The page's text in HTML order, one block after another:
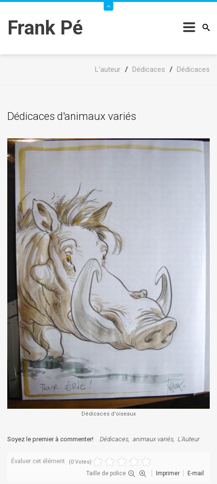
Frank Pé
L'auteur / Dédicaces / Dédicaces
Dédicaces d'animaux variés
Dédicaces d'oiseaux
Soyez le premier à commenter! Dédicaces animaux variés L'Auteur
Évaluer cet élément (0 Votes)
Taille de police Imprimer E-mail